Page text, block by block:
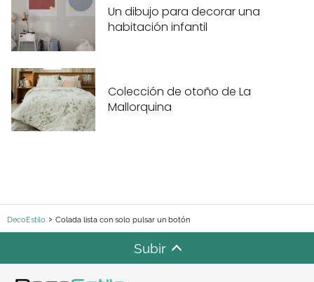
Un dibujo para decorar una
habitación infantil
Colección de otoño de La
Mallorquina
DecoEstilo Colada lista con solo pulsar un botón
Subir